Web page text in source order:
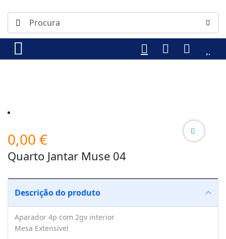
0,00 €
Quarto Jantar Muse 04
Descrição do produto
Aparador 4p com 2gv interior
Mesa Extensivel